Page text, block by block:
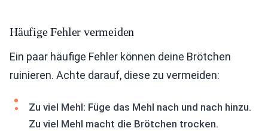
Häufige Fehler vermeiden
Ein paar häufige Fehler können deine Brötchen
ruinieren. Achte darauf, diese zu vermeiden:
Zu viel Mehl: Füge das Mehl nach und nach hinzu.
Zu viel Mehl macht die Brötchen trocken.